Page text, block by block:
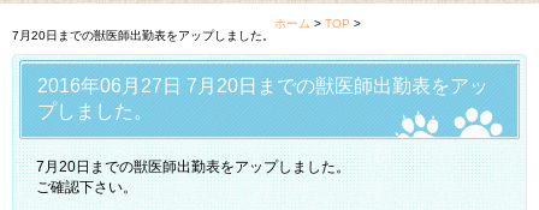
ホーム > TOP >
7月20日までの獣医師出勤表をアップしました。
2016年06月27日 7月20日までの獣医師出勤表をアッ
プしました。
7月20日までの獣医師出勤表をアップしました。
ご確認下さい。